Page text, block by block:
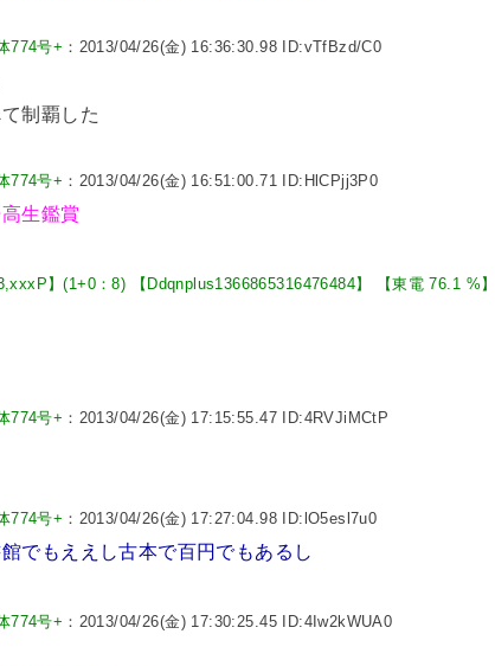
774号+ ：2013/04/26(金) 16:36:30.98 ID:vTfBzd/C0
制覇した
774号+ ：2013/04/26(金) 16:51:00.71 ID:HlCPjj3P0
生鑑賞
】(1+0：8) 【Ddqnplus1366865316476484】 【東電 76.1 %】
774号+ ：2013/04/26(金) 17:15:55.47 ID:4RVJiMCtP
774号+ ：2013/04/26(金) 17:27:04.98 ID:lO5esl7u0
でもええし古本で百円でもあるし
774号+ ：2013/04/26(金) 17:30:25.45 ID:4Iw2kWUA0